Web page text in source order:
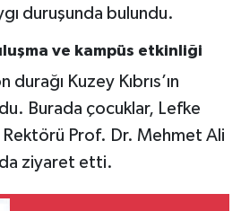
duruşunda bulundu.
ve kampüs etkinliği
Kuzey Kıbrıs’ın
Burada çocuklar, Lefke
Prof. Dr. Mehmet Ali
ziyaret etti.